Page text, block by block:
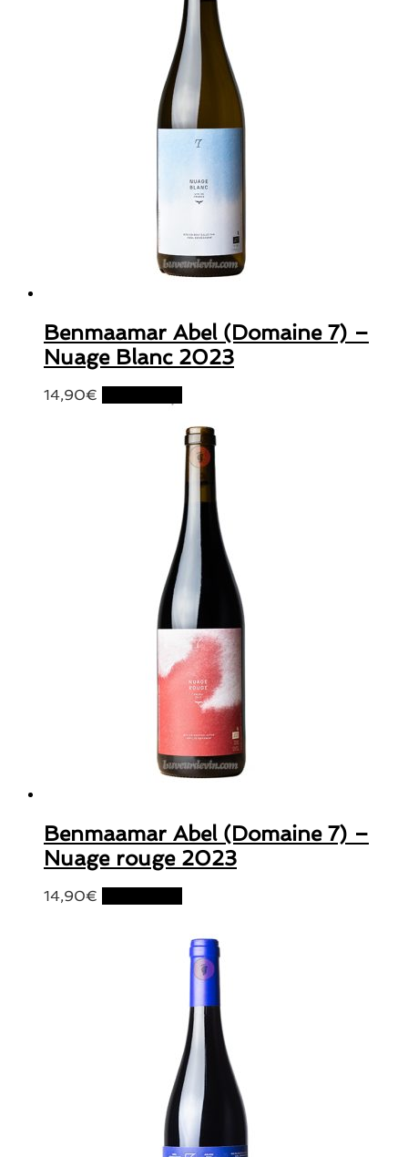
Benmaamar Abel (Domaine 7) –
Nuage Blanc 2023
14,90€
Benmaamar Abel (Domaine 7) –
Nuage rouge 2023
14,90€